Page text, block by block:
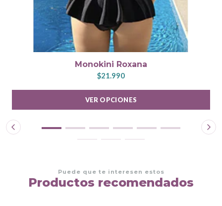
Monokini Roxana
$21.990
VER OPCIONES
Puede que te interesen estos
Productos recomendados